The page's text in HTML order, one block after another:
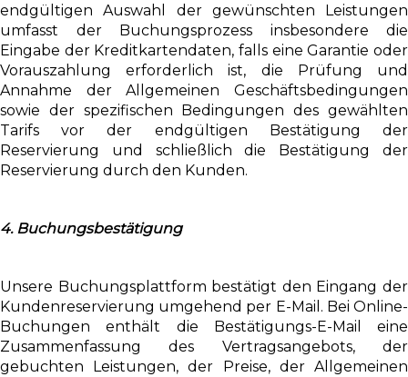
endgültigen Auswahl der gewünschten Leistungen
umfasst der Buchungsprozess insbesondere die
Eingabe der Kreditkartendaten, falls eine Garantie oder
Vorauszahlung erforderlich ist, die Prüfung und
Annahme der Allgemeinen Geschäftsbedingungen
sowie der spezifischen Bedingungen des gewählten
Tarifs vor der endgültigen Bestätigung der
Reservierung und schließlich die Bestätigung der
Reservierung durch den Kunden.
4. Buchungsbestätigung
Unsere Buchungsplattform bestätigt den Eingang der
Kundenreservierung umgehend per E-Mail. Bei Online-
Buchungen enthält die Bestätigungs-E-Mail eine
Zusammenfassung des Vertragsangebots, der
gebuchten Leistungen, der Preise, der Allgemeinen